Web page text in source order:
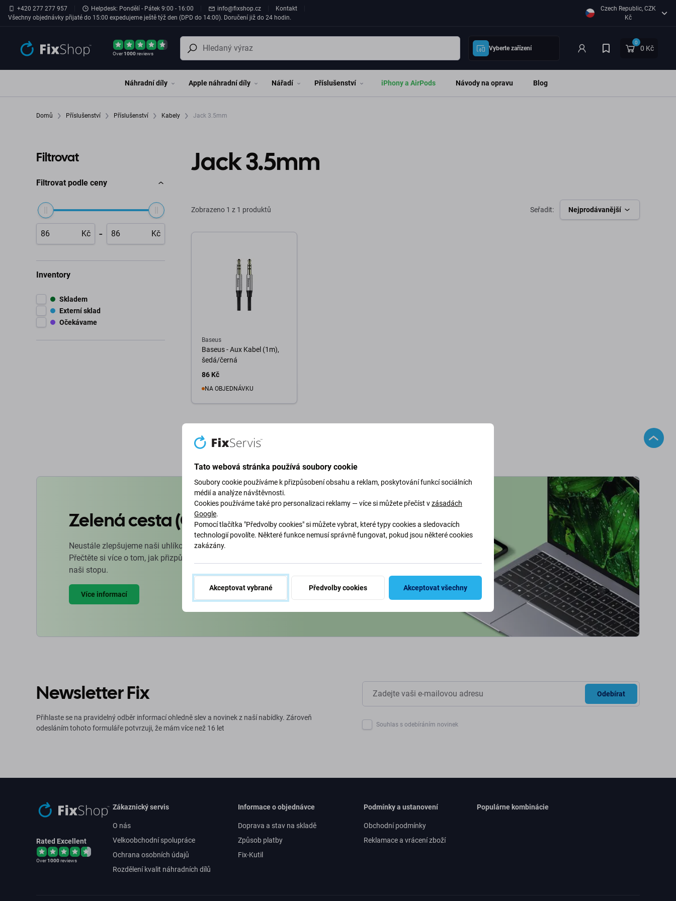
Přeskočit na hlavní obsah
+420 277 277 957 Helpdesk: Pondělí - Pátek 9:00 - 16:00 info@fixshop.cz
Kontakt
Všechny objednávky přijaté do 15:00 expedujeme ještě týž den (DPD do 14:00). Doručení již do 24 hodin.
Czech Republic, CZK
Kč
Over1000reviews
Vyberte zařízení
0
0 Kč
Náhradní díly Apple náhradní díly Nářadí Příslušenství iPhony a AirPods Návody na opravu Blog
Domů Příslušenství Příslušenství Kabely Jack 3.5mm
Filtrovat
Filtrovat podle ceny
Kč - Kč
Inventory
Skladem
Externí sklad
Očekávame
Jack 3.5mm
Zobrazeno 1 z 1 produktů Seřadit: Nejprodávanější
Baseus
Baseus - Aux Kabel (1m),
šedá/černá
86 Kč
NA OBJEDNÁVKU
Zelená cesta (Going Green)
Neustále zlepšujeme naši uhlíkovou stopu, abychom chránili naši planetu.
Přečtěte si více o tom, jak přizpůsobujeme naše procesy, abychom snížili
naši stopu.
Více informací
Newsletter Fix
Přihlaste se na pravidelný odběr informací ohledně slev a novinek z naší nabídky. Zároveň
odesláním tohoto formuláře potvrzuji, že mám více než 16 let
Odebírat
Souhlas s odebíráním novinek
Rated Excellent
Over1000reviews
Zákaznický servis
O nás
Velkoobchodní spolupráce
Ochrana osobních údajů
Rozdělení kvalit náhradních dílů
Informace o objednávce
Doprava a stav na skladě
Způsob platby
Fix-Kutil
Podmínky a ustanovení
Obchodní podmínky
Reklamace a vrácení zboží
Populárne kombinácie
Tato webová stránka používá soubory cookie
Soubory cookie používáme k přizpůsobení obsahu a reklam, poskytování funkcí sociálních
médií a analýze návštěvnosti.
Cookies používáme také pro personalizaci reklamy — více si můžete přečíst vzásadách
Google.
Pomocí tlačítka "Předvolby cookies" si můžete vybrat, které typy cookies a sledovacích
technologií povolíte. Některé funkce nemusí správně fungovat, pokud jsou některé cookies
zakázány.
Akceptovat vybrané Předvolby cookies Akceptovat všechny